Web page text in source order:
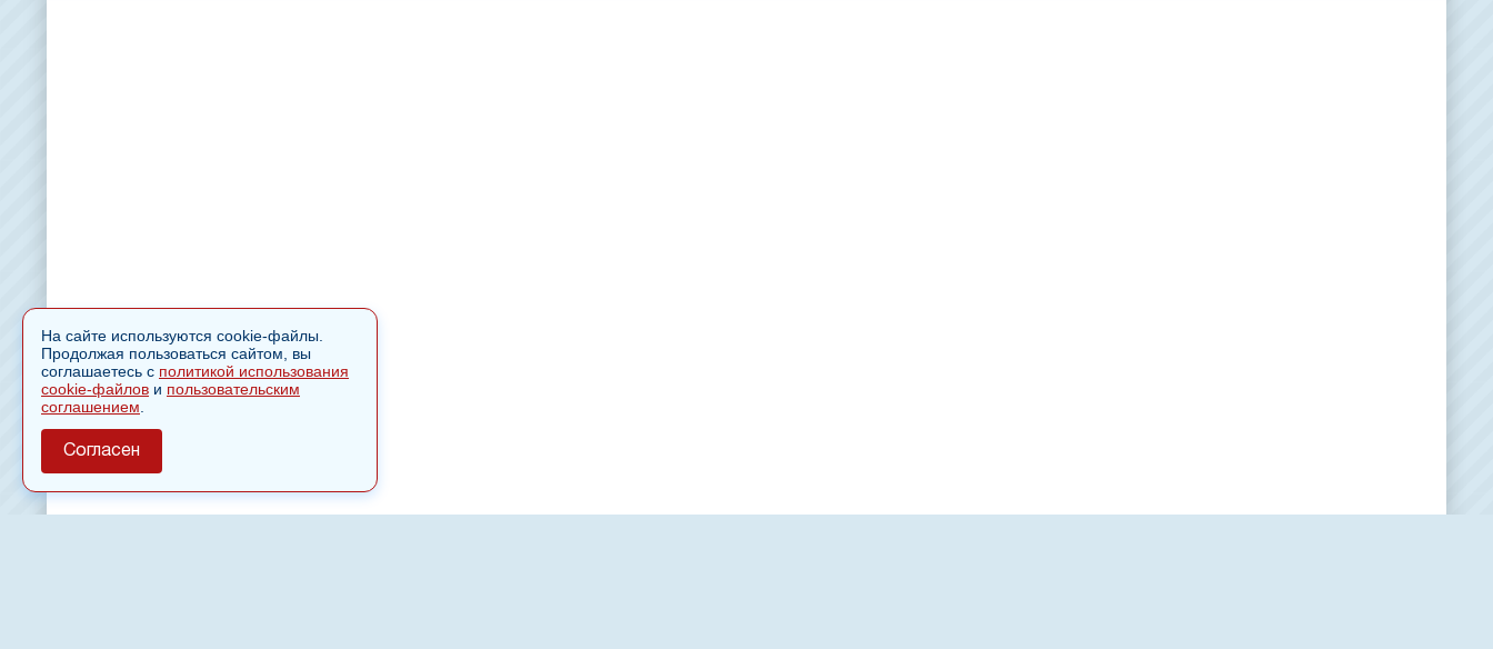
На сайте используются cookie-файлы.
Продолжая пользоваться сайтом, вы
соглашаетесь с политикой использования
cookie-файлов и пользовательским
соглашением
Согласен